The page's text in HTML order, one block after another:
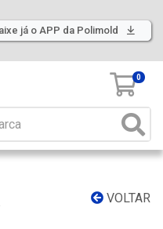
já o APP da Polimold
0
VOLTAR